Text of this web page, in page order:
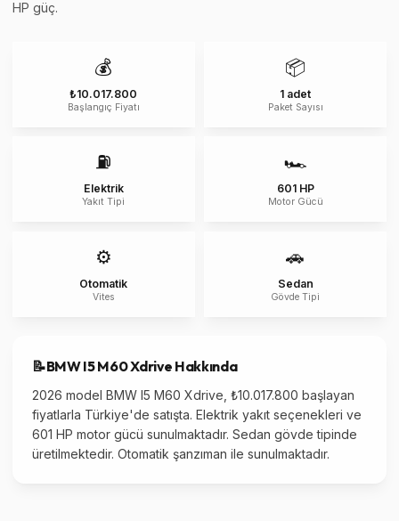
HP güç.
💰
₺10.017.800
Başlangıç Fiyatı
📦
1 adet
Paket Sayısı
⛽
Elektrik
Yakıt Tipi
🏎️
601 HP
Motor Gücü
⚙️
Otomatik
Vites
🚗
Sedan
Gövde Tipi
📝BMWI5 M60 Xdrive Hakkında
2026 model BMW I5 M60 Xdrive, ₺10.017.800 başlayan
fiyatlarla Türkiye'de satışta. Elektrik yakıt seçenekleri ve
601 HP motor gücü sunulmaktadır. Sedan gövde tipinde
üretilmektedir. Otomatik şanzıman ile sunulmaktadır.